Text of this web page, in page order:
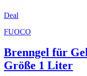
Deal
FUOCO
Brenngel für
Größe 1 Liter